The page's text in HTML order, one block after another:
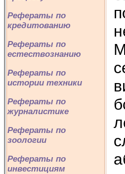
Рефераты по
кредитованию
Рефераты по
естествознанию
Рефераты по
истории техники
Рефераты по
журналистике
Рефераты по
зоологии
Рефераты по
инвестициям